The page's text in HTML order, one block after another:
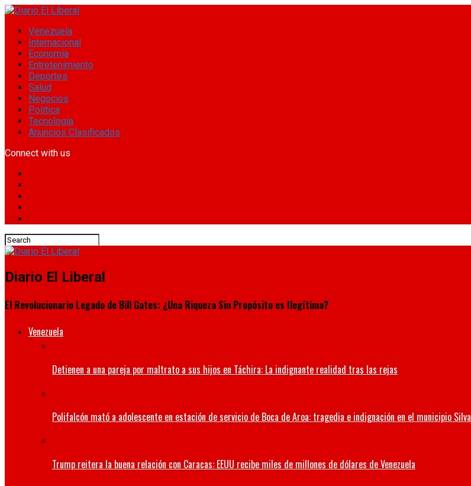
Venezuela
Internacional
Economía
Entretenimiento
Deportes
Salud
Negocios
Política
Tecnología
Anuncios Clasificados
Connect with us
Diario El Liberal
El Revolucionario Legado de Bill Gates: ¿Una Riqueza Sin Propósito es Ilegítima?
Venezuela
Detienen a una pareja por maltrato a sus hijos en Táchira: La indignante realidad tras las rejas
Polifalcón mató a adolescente en estación de servicio de Boca de Aroa: tragedia e indignación en el municipio Silva
Trump reitera la buena relación con Caracas: EEUU recibe miles de millones de dólares de Venezuela